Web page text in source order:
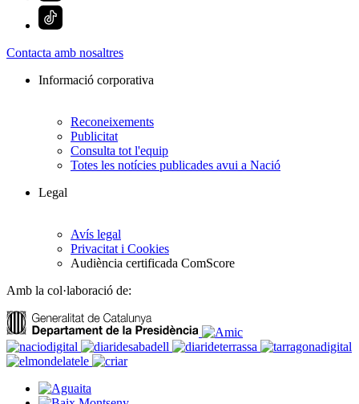
Contacta amb nosaltres
Informació corporativa
Reconeixements
Publicitat
Consulta tot l'equip
Totes les notícies publicades avui a Nació
Legal
Avís legal
Privacitat i Cookies
Audiència certificada ComScore
Amb la col·laboració de: